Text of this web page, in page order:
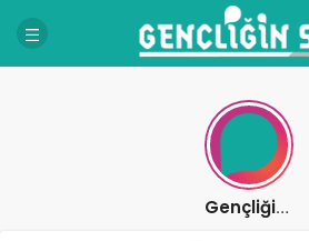
Gençliğin Sesi